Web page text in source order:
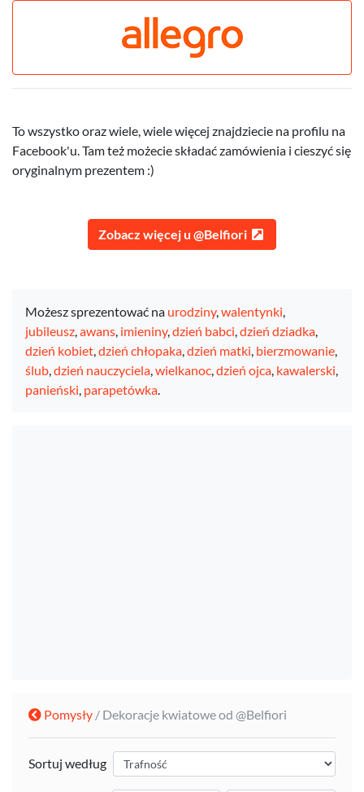
To wszystko oraz wiele, wiele więcej znajdziecie na profilu na
Facebook'u. Tam też możecie składać zamówienia i cieszyć się
oryginalnym prezentem :)
Zobacz więcej u @Belfiori
Możesz sprezentować na urodziny,walentynki,
jubileusz,awans, imieniny,dzień babci,dzień dziadka,
dzień kobiet,dzień chłopaka,dzień matki, bierzmowanie,
ślub,dzień nauczyciela,wielkanoc,dzień ojca, kawalerski,
panieński, parapetówka.
Pomysły / Dekoracje kwiatowe od @Belfiori
Sortuj według